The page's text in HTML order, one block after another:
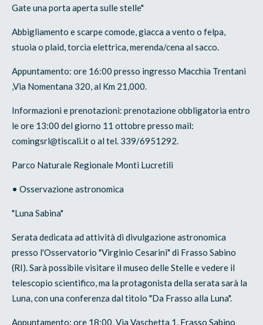
Gate una porta aperta sulle stelle"
Abbigliamento e scarpe comode, giacca a vento o felpa,
stuoia o plaid, torcia elettrica, merenda/cena al sacco.
Appuntamento: ore 16:00 presso ingresso Macchia Trentani
,Via Nomentana 320, al Km 21,000.
Informazioni e prenotazioni: prenotazione obbligatoria entro
le ore 13:00 del giorno 11 ottobre presso mail:
comingsrl@tiscali.it o al tel. 339/6951292.
Parco Naturale Regionale Monti Lucretili
• Osservazione astronomica
"Luna Sabina"
Serata dedicata ad attività di divulgazione astronomica
presso l'Osservatorio "Virginio Cesarini" di Frasso Sabino
(RI). Sarà possibile visitare il museo delle Stelle e vedere il
telescopio scientifico, ma la protagonista della serata sarà la
Luna, con una conferenza dal titolo "Da Frasso alla Luna".
Appuntamento: ore 18:00, Via Vaschetta 1, Frasso Sabino